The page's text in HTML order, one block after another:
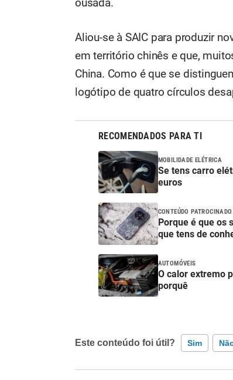
ousada.
Aliou-se à SAIC para produzir
em território chinês e que,
China. Como é que se
logótipo de quatro círculos
RECOMENDADOS PARA TI
MOBILIDADE ELÉTRICA
Se tens carro
euros
CONTEÚDO PATROCINADO
Porque é que os
que tens de
AUTOMÓVEIS
O calor extremo
porquê
Este conteúdo foi útil? Sim